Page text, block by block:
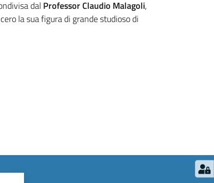
dal Professor Claudio Malagoli,
la sua figura di grande studioso di